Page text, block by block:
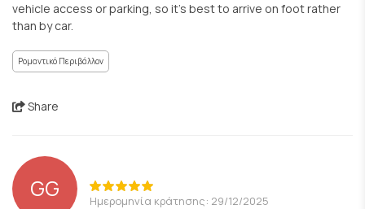
vehicle access or parking, so it’s best to arrive on foot rather
than by car.
Ρομαντικό Περιβάλλον
Share
GG Ημερομηνία κράτησης: 29/12/2025